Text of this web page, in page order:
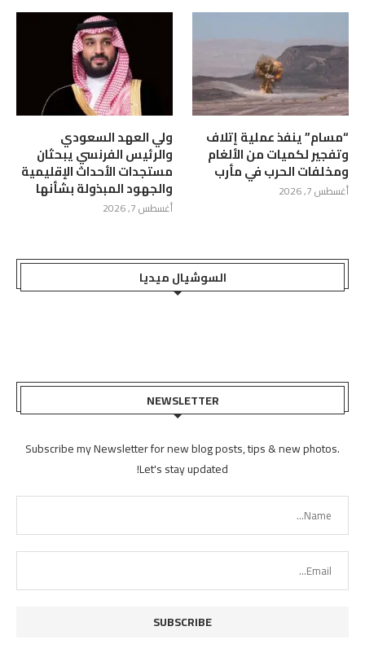
“مسام” ينفذ عملية إتلاف
وتفجير لكميات من الألغام
ومخلفات الحرب في مأرب
أغسطس 7, 2026
ولي العهد السعودي
والرئيس الفرنسي يبحثان
مستجدات الأحداث الإقليمية
والجهود المبذولة بشأنها
أغسطس 7, 2026
السوشيال ميديا
NEWSLETTER
Subscribe my Newsletter for new blog posts, tips & new photos.
Let's stay updated!